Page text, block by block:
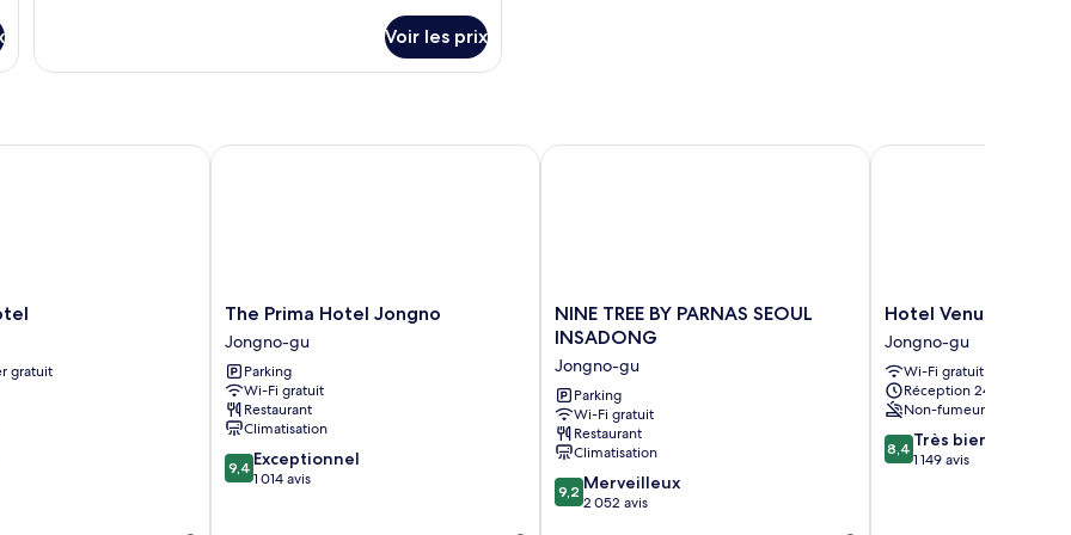
le
Premier
Voir les prix
gratuit
The
Prima
Hotel
Jongno
Jongno-
gu
The Prima Hotel Jongno
Jongno-gu
Parking
Wi-Fi gratuit
Restaurant
Climatisation
9.4
sur
9,4 Exceptionnel
1 014 avis
The Prima Hotel Jongno
NINE
TREE
PARNAS
SEOUL
INSADONG
Jongno-
gu
NINE TREE BY PARNAS SEOUL
INSADONG
Jongno-gu
Parking
Wi-Fi gratuit
Restaurant
Climatisation
9.2
sur
9,2 Merveilleux
2 052 avis
NINE TREE BY PARNAS SEOUL INSADONG
Hotel
Venue
G
Jongno-
gu
Hotel Venue G
Jongno-gu
Wi-Fi gratuit
Réception 24 h/24
Non-fumeurs
8.4
sur
8,4 Très bien
1 149 avis
Hotel Venue G